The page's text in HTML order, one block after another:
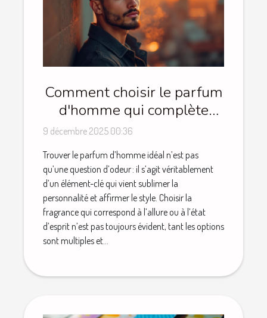
Comment choisir le parfum
d'homme qui complète
votre style ?
9 décembre 2025 00:36
Trouver le parfum d’homme idéal n’est pas
qu’une question d’odeur : il s’agit véritablement
d’un élément-clé qui vient sublimer la
personnalité et affirmer le style. Choisir la
fragrance qui correspond à l’allure ou à l’état
d’esprit n’est pas toujours évident, tant les options
sont multiples et...